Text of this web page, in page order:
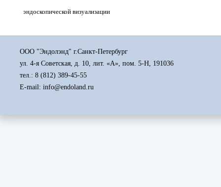
эндоскопической визуализации
ООО "Эндолэнд" г.Санкт-Петербург
ул. 4-я Советская, д. 10, лит. «А», пом. 5-Н, 191036
тел.: 8 (812) 389-45-55
E-mail: info@endoland.ru